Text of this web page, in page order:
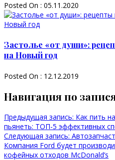
Posted On : 05.11.2020
Застолье «от души»:
на Новый год
Posted On : 12.12.2019
Навигация по
Предыдущая запись: Как пить
пьянеть: ТОП-5 эффективных
Следующая запись:
Компания Ford будет
кофейных отходов McDonald’s